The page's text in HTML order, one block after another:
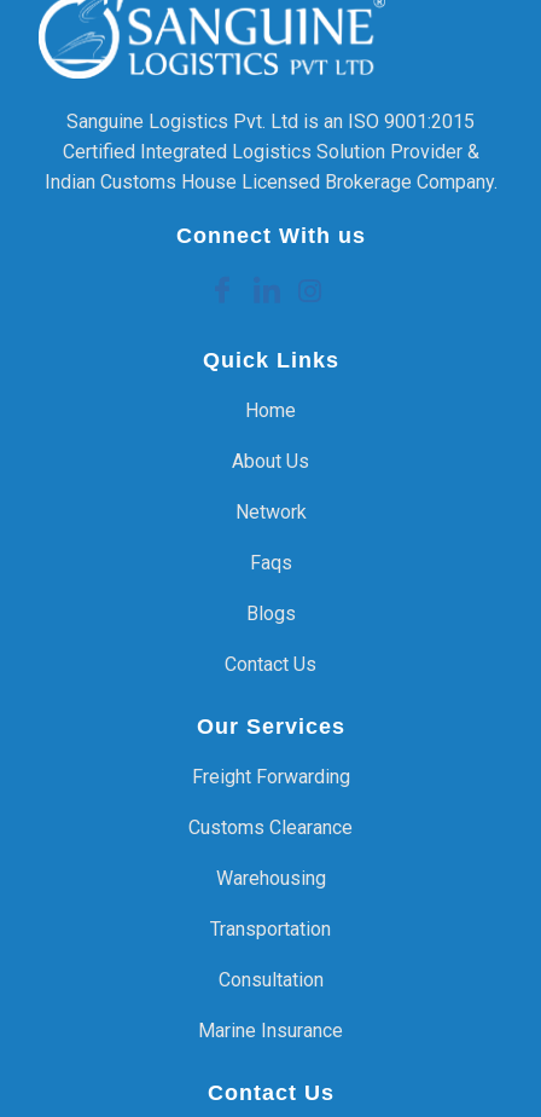
Sanguine Logistics Pvt. Ltd is an ISO 9001:2015
Certified Integrated Logistics Solution Provider &
Indian Customs House Licensed Brokerage Company.
Connect With us
Quick Links
Home
About Us
Network
Faqs
Blogs
Contact Us
Our Services
Freight Forwarding
Customs Clearance
Warehousing
Transportation
Consultation
Marine Insurance
Contact Us